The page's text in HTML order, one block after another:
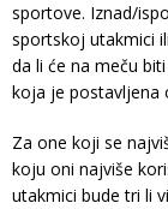
sportove. Iznad/
sportskoj utakmici
da li će na meču
koja je postavljena
Za one koji se
koju oni najviše
utakmici bude tri li